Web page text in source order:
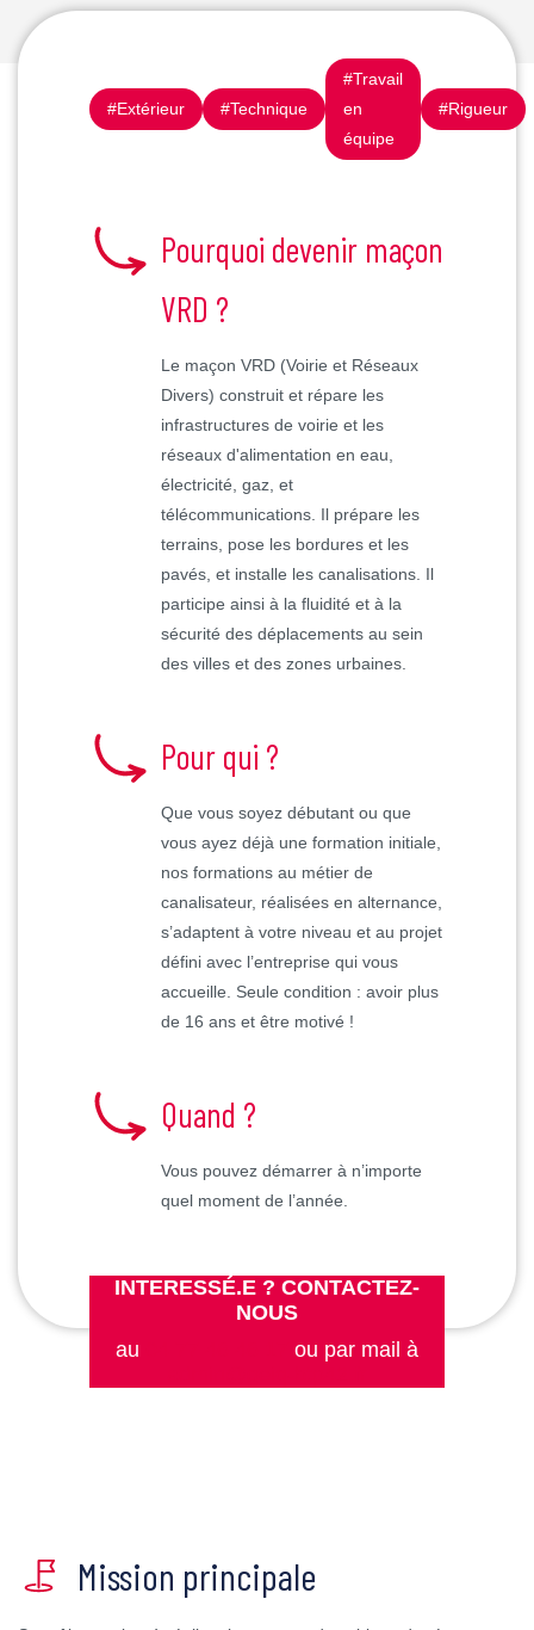
#Extérieur #Technique
#Travail
en
équipe
#Rigueur
Pourquoi devenir maçon
VRD ?
Le maçon VRD (Voirie et Réseaux
Divers) construit et répare les
infrastructures de voirie et les
réseaux d'alimentation en eau,
électricité, gaz, et
télécommunications. Il prépare les
terrains, pose les bordures et les
pavés, et installe les canalisations. Il
participe ainsi à la fluidité et à la
sécurité des déplacements au sein
des villes et des zones urbaines.
Pour qui ?
Que vous soyez débutant ou que
vous ayez déjà une formation initiale,
nos formations au métier de
canalisateur, réalisées en alternance,
s’adaptent à votre niveau et au projet
défini avec l’entreprise qui vous
accueille. Seule condition : avoir plus
de 16 ans et être motivé !
Quand ?
Vous pouvez démarrer à n’importe
quel moment de l’année.
INTERESSÉ.E ? CONTACTEZ-
NOUS
au
ou par mail à
Mission principale